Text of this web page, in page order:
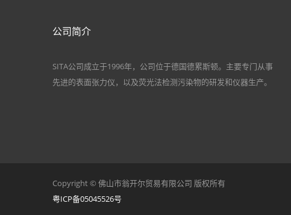
公司简介
SITA公司成立于1996年，公司位于德国德累斯顿。主要专门从事
先进的表面张力仪，以及荧光法检测污染物的研发和仪器生产。
Copyright © 佛山市翁开尔贸易有限公司 版权所有
粤ICP备05045526号